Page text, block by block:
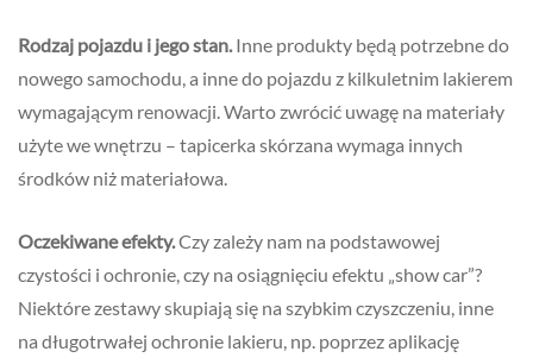
Rodzaj pojazdu i jego stan. Inne produkty będą potrzebne do
nowego samochodu, a inne do pojazdu z kilkuletnim lakierem
wymagającym renowacji. Warto zwrócić uwagę na materiały
użyte we wnętrzu – tapicerka skórzana wymaga innych
środków niż materiałowa.
Oczekiwane efekty.Czy zależy nam na podstawowej
czystości i ochronie, czy na osiągnięciu efektu „show car”?
Niektóre zestawy skupiają się na szybkim czyszczeniu, inne
na długotrwałej ochronie lakieru, np. poprzez aplikację